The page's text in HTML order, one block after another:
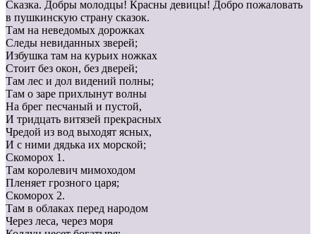
Сказка. Добры молодцы! Красны девицы! Добро пожаловать
в пушкинскую страну сказок.
Там на неведомых дорожках
Следы невиданных зверей;
Избушка там на курьих ножках
Стоит без окон, без дверей;
Там лес и дол видений полны;
Там о заре прихлынут волны
На брег песчаный и пустой,
И тридцать витязей прекрасных
Чредой из вод выходят ясных,
И с ними дядька их морской;
Скоморох 1.
Там королевич мимоходом
Пленяет грозного царя;
Скоморох 2.
Там в облаках перед народом
Через леса, через моря